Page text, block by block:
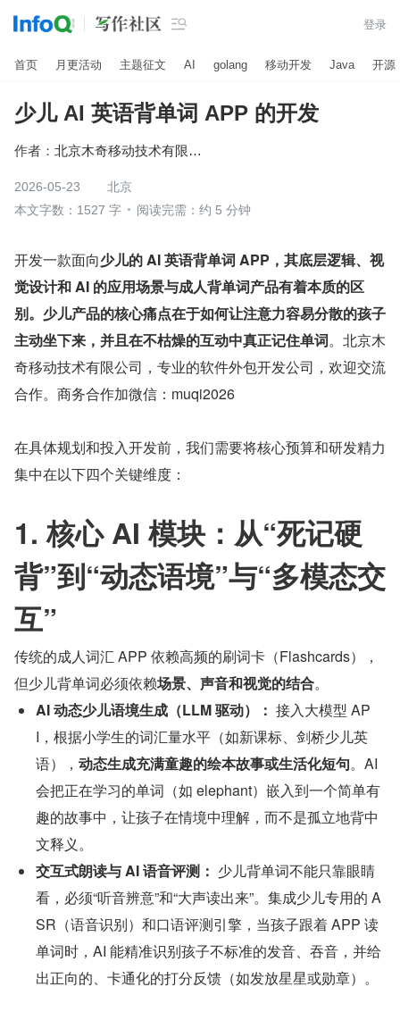
 登录
首页 月更活动 主题征文 AI golang 移动开发 Java 开源
少儿 AI 英语背单词 APP 的开发
作者： 北京木奇移动技术有限公司
2026-05-23
北京
本文字数：1527 字
阅读完需：约 5 分钟
开发一款面向少儿的 AI 英语背单词 APP，其底层逻辑、视
觉设计和 AI 的应用场景与成人背单词产品有着本质的区
别。少儿产品的核心痛点在于如何让注意力容易分散的孩子
主动坐下来，并且在不枯燥的互动中真正记住单词。北京木
奇移动技术有限公司，专业的软件外包开发公司，欢迎交流
合作。商务合作加微信：muqi2026
在具体规划和投入开发前，我们需要将核心预算和研发精力
集中在以下四个关键维度：
1. 核心 AI 模块：从“死记硬
背”到“动态语境”与“多模态交
互”
传统的成人词汇 APP 依赖高频的刷词卡（Flashcards），
但少儿背单词必须依赖场景、声音和视觉的结合。
AI 动态少儿语境生成（LLM 驱动）： 接入大模型 AP
I，根据小学生的词汇量水平（如新课标、剑桥少儿英
语）， 动态生成充满童趣的绘本故事或生活化短句。AI
会把正在学习的单词（如 elephant）嵌入到一个简单有
趣的故事中，让孩子在情境中理解，而不是孤立地背中
文释义。
交互式朗读与 AI 语音评测： 少儿背单词不能只靠眼睛
看，必须“听音辨意”和“大声读出来”。集成少儿专用的 A
SR（语音识别）和口语评测引擎，当孩子跟着 APP 读
单词时，AI 能精准识别孩子不标准的发音、吞音，并给
出正向的、卡通化的打分反馈（如发放星星或勋章）。